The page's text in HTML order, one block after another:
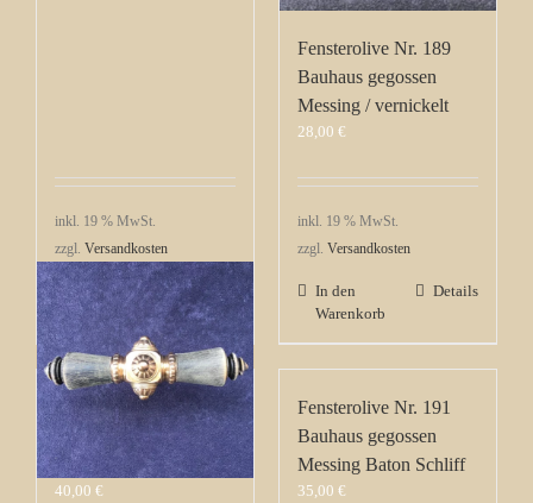
inkl. 19 % MwSt.
zzgl. Versandkosten
In den
Warenkorb
Details
Fensterolive Nr. 189
Bauhaus gegossen
Messing / vernickelt
28,00 €
inkl. 19 % MwSt.
zzgl. Versandkosten
In den
Warenkorb
Details
Fensterolive Nr. 190
Gründerzeit Neo
Barock Messing/Horn
40,00 €
Fensterolive Nr. 191
Bauhaus gegossen
Messing Baton Schliff
35,00 €